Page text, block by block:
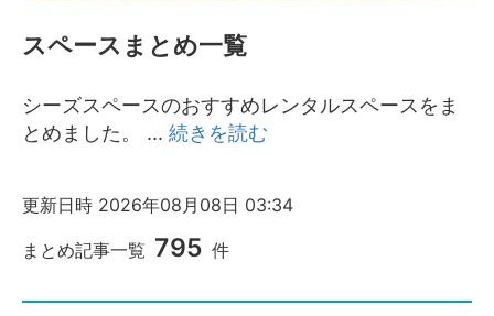
運営会社
プライバシーポリシー
FAQ・お問い合わせ
スペースまとめ一覧
シーズスペースのおすすめレンタルスペースをま
とめました。 ... 続きを読む
まとめ記事一覧 795 件
更新日時 2026年08月08日 03:34